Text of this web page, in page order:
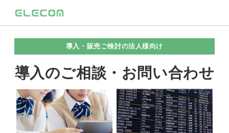
導入・販売ご検討の法人様向け
導入のご相談・お問い合わせ